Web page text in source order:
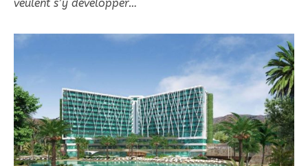
veulent s’y développer…